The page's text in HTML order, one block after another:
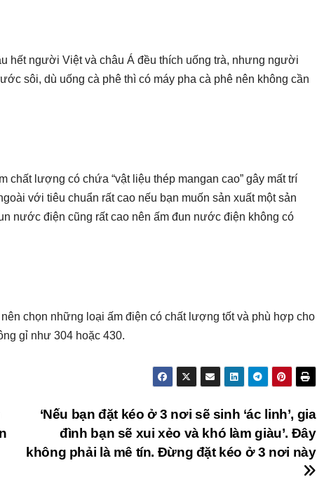
hết người Việt và châu Á đều thích uống trà, nhưng người
sôi, dù uống cà phê thì có máy pha cà phê nên không cần
lượng có chứa “vật liệu thép mangan cao” gây mất trí
với tiêu chuẩn rất cao nếu bạn muốn sản xuất một sản
nước điện cũng rất cao nên ấm đun nước điện không có
chọn những loại ấm điện có chất lượng tốt và phù hợp cho
gỉ như 304 hoặc 430.
‘Nếu bạn đặt kéo ở 3 nơi sẽ sinh ‘ác linh’, gia
đình bạn sẽ xui xẻo và khó làm giàu’. Đây
không phải là mê tín. Đừng đặt kéo ở 3 nơi này